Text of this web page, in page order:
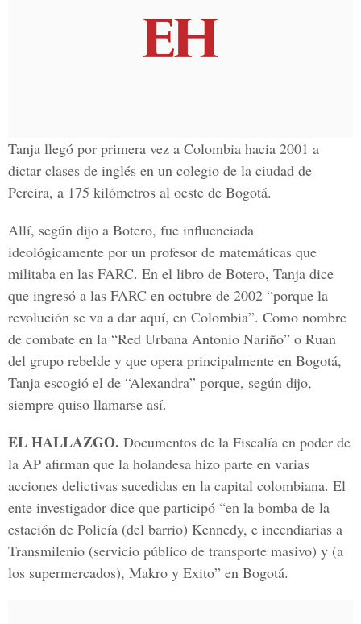
Tanja llegó por primera vez a Colombia hacia 2001 a
dictar clases de inglés en un colegio de la ciudad de
Pereira, a 175 kilómetros al oeste de Bogotá.
Allí, según dijo a Botero, fue influenciada
ideológicamente por un profesor de matemáticas que
militaba en las FARC. En el libro de Botero, Tanja dice
que ingresó a las FARC en octubre de 2002 “porque la
revolución se va a dar aquí, en Colombia”. Como nombre
de combate en la “Red Urbana Antonio Nariño” o Ruan
del grupo rebelde y que opera principalmente en Bogotá,
Tanja escogió el de “Alexandra” porque, según dijo,
siempre quiso llamarse así.
EL HALLAZGO. Documentos de la Fiscalía en poder de
la AP afirman que la holandesa hizo parte en varias
acciones delictivas sucedidas en la capital colombiana. El
ente investigador dice que participó “en la bomba de la
estación de Policía (del barrio) Kennedy, e incendiarias a
Transmilenio (servicio público de transporte masivo) y (a
los supermercados), Makro y Exito” en Bogotá.